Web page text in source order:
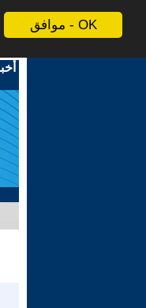
موافق - OK